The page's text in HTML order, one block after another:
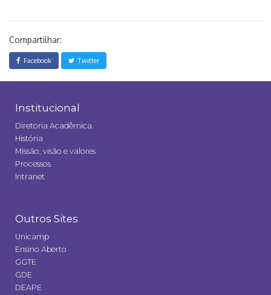
Compartilhar:
Facebook Twitter
Institucional
Diretoria Acadêmica
História
Missão, visão e valores
Processos
Intranet
Outros Sites
Unicamp
Ensino Aberto
GGTE
GDE
DEAPE